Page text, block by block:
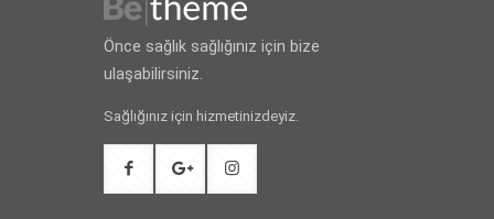
Önce sağlık sağlığınız için bize
ulaşabilirsiniz.
Sağlığınız için hizmetinizdeyiz.